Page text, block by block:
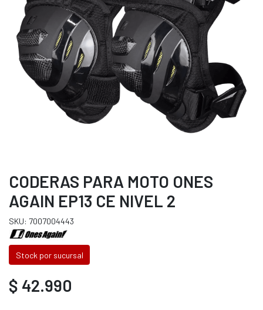
CODERAS PARA MOTO ONES
AGAIN EP13 CE NIVEL 2
SKU: 7007004443
Stock por sucursal
$ 42.990